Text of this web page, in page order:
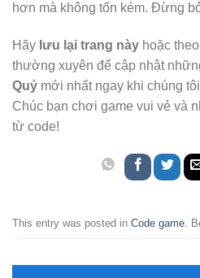
hơn mà không tốn kém. Đừng
Hãy lưu lại trang này hoặc
thường xuyên để cập nhật
Quỷ mới nhất ngay khi chúng
Chúc bạn chơi game vui vẻ và
từ code!
This entry was posted in Code game.